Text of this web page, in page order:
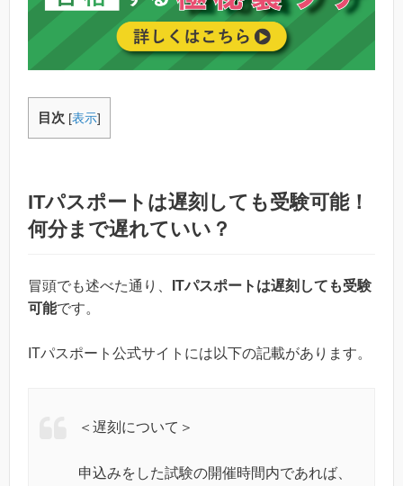
目次 [表示]
ITパスポートは遅刻しても受験可能！
何分まで遅れていい？
冒頭でも述べた通り、
ITパスポートは遅刻しても受験
可能です。
ITパスポート公式サイトには以下の記載があります。
＜遅刻について＞
申込みをした試験の開催時間内であれば、